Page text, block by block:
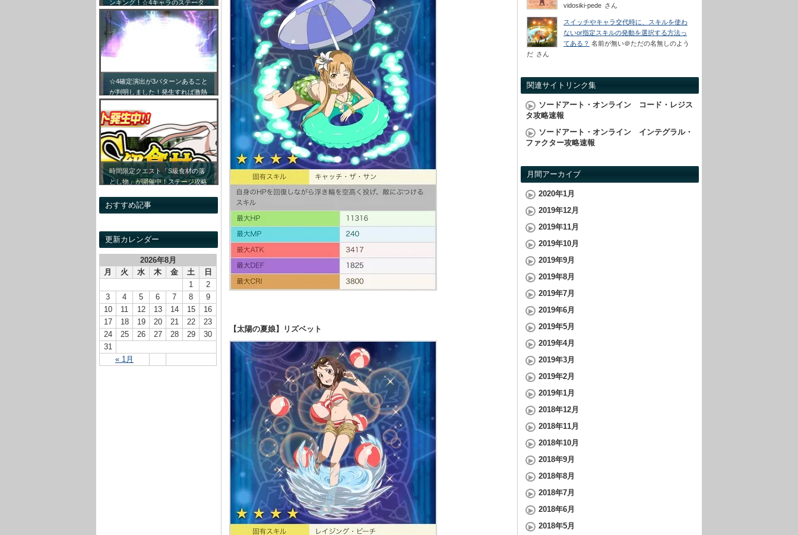
ンキング！☆4キャラのステータ
ス詳細まとめ！【最新キャラ対応
リセマラ】
☆4確定演出が3パターンあること
が判明しました！発生すれば激熱
です！！
時間限定クエスト「S級食材の落
とし物」が開催中！ステージ攻略
した！
おすすめ記事
更新カレンダー
2026年8月
月
火 水 木 金 土 日
« 1月
1
2
3
4 5 6 7 8
9
10
11 12 13 14 15
16
17
18 19 20 21 22
23
24
25 26 27 28 29
30
31
【太陽の夏娘】リズベット
vidosiki-pede さん
スイッチやキャラ交代時に、スキルを使わ
ないor指定スキルの発動を選択する方法っ
てある？ 名前が無い＠ただの名無しのよう
だ さん
関連サイトリンク集
ソードアート・オンライン コード・レジス
タ攻略速報
ソードアート・オンライン インテグラル・
ファクター攻略速報
月間アーカイブ
2020年1月
2019年12月
2019年11月
2019年10月
2019年9月
2019年8月
2019年7月
2019年6月
2019年5月
2019年4月
2019年3月
2019年2月
2019年1月
2018年12月
2018年11月
2018年10月
2018年9月
2018年8月
2018年7月
2018年6月
2018年5月